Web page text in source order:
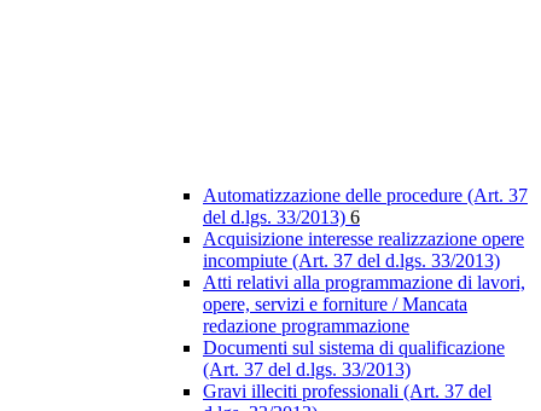
Automatizzazione delle procedure (Art. 37
del d.lgs. 33/2013) 6
Acquisizione interesse realizzazione opere
incompiute (Art. 37 del d.lgs. 33/2013)
Atti relativi alla programmazione di lavori,
opere, servizi e forniture / Mancata
redazione programmazione
Documenti sul sistema di qualificazione
(Art. 37 del d.lgs. 33/2013)
Gravi illeciti professionali (Art. 37 del